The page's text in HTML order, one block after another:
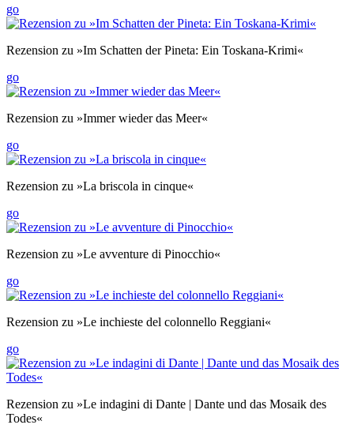
go
Rezension zu »Im Schatten der Pineta: Ein Toskana-Krimi«
go
Rezension zu »Immer wieder das Meer«
go
Rezension zu »La briscola in cinque«
go
Rezension zu »Le avventure di Pinocchio«
go
Rezension zu »Le inchieste del colonnello Reggiani«
go
Rezension zu »Le indagini di Dante | Dante und das Mosaik des
Todes«